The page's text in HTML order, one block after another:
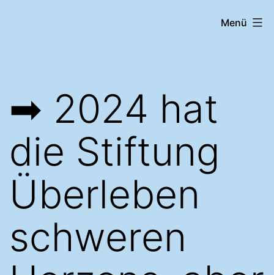
ORIGINALE
Menü
➡︎ 2024 hat
die Stiftung
Überleben
schweren